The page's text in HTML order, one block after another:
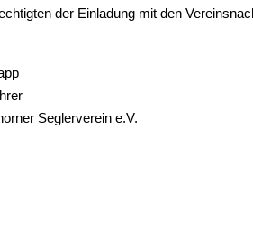
der Einladung mit den
Seglerverein e.V.